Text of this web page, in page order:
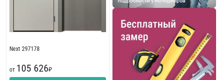
Next 297178
от 105 626₽